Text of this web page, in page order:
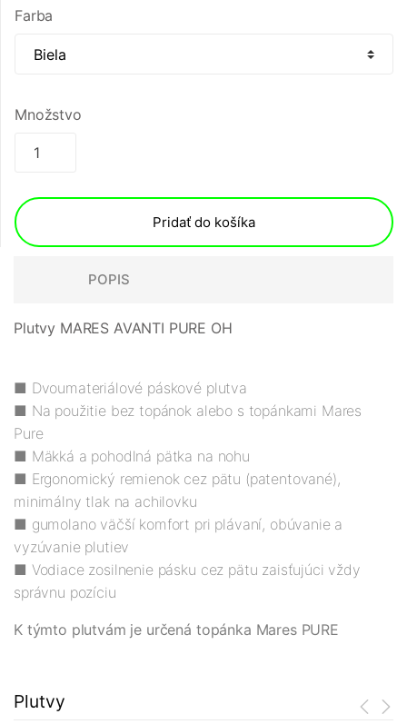
Farba
Množstvo
Pridať do košíka
POPIS
Plutvy MARES AVANTI PURE OH
■ Dvoumateriálové páskové plutva
■ Na použitie bez topánok alebo s topánkami Mares
Pure
■ Mäkká a pohodlná pätka na nohu
■ Ergonomický remienok cez pätu (patentované),
minimálny tlak na achilovku
■ gumolano väčší komfort pri plávaní, obúvanie a
vyzúvanie plutiev
■ Vodiace zosilnenie pásku cez pätu zaisťujúci vždy
správnu pozíciu
K týmto plutvám je určená topánka Mares PURE
Plutvy